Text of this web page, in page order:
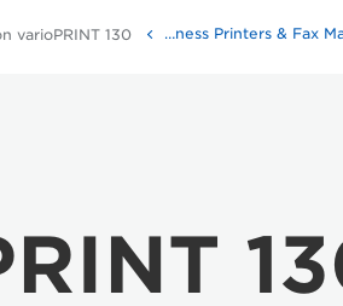
Canon varioPRINT 130 - Business Printers & Fax Machines
varioPRINT 130